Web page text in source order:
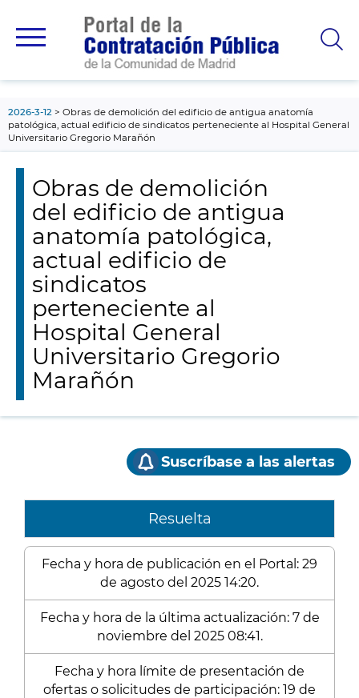
principal
2026-3-12
Obras de demolición del edificio de antigua anatomía
patológica, actual edificio de sindicatos perteneciente al Hospital General
Universitario Gregorio Marañón
Obras de demolición
del edificio de antigua
anatomía patológica,
actual edificio de
sindicatos
perteneciente al
Hospital General
Universitario Gregorio
Marañón
Suscríbase a las alertas
Resuelta
Fecha y hora de publicación en el Portal: 29
de agosto del 2025 14:20.
Fecha y hora de la última actualización: 7 de
noviembre del 2025 08:41.
Fecha y hora límite de presentación de
ofertas o solicitudes de participación: 19 de